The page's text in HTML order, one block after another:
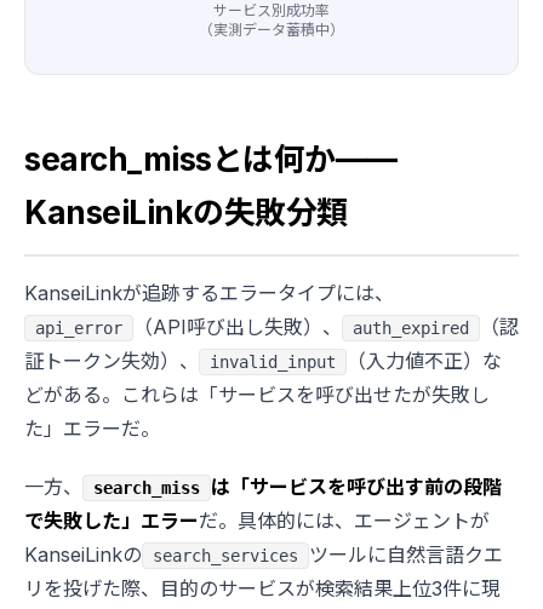
サービス別成功率
（実測データ蓄積中）
search_missとは何か——
KanseiLinkの失敗分類
KanseiLinkが追跡するエラータイプには、
api_error （API呼び出し失敗）、 auth_expired
（認
証トークン失効）、
invalid_input
（入力値不正）な
どがある。これらは「サービスを呼び出せたが失敗し
た」エラーだ。
一方、 search_miss
は「サービスを呼び出す前の段階
で失敗した」エラーだ。具体的には、エージェントが
KanseiLinkの
search_services
ツールに自然言語クエ
リを投げた際、目的のサービスが検索結果上位3件に現